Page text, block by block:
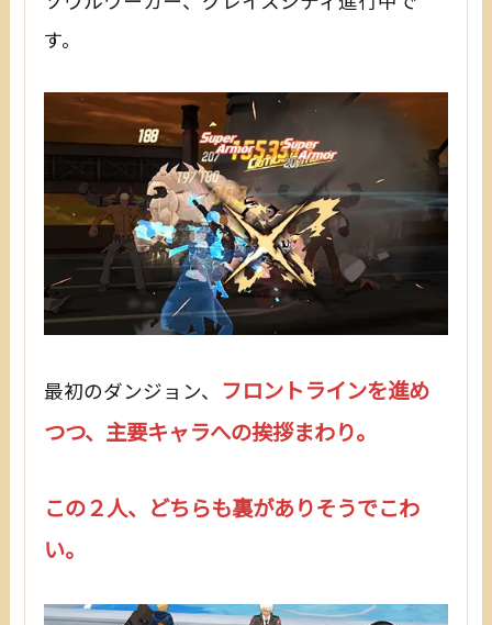
す。
最初のダンジョン、 フロントラインを進め
つつ、主要キャラへの挨拶まわり。
この２人、どちらも裏がありそうでこわ
い。